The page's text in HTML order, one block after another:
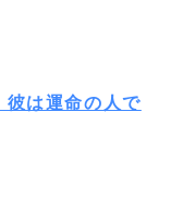
彼は運命の人で